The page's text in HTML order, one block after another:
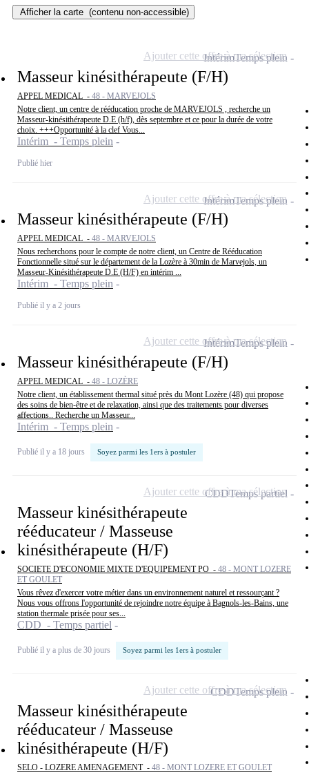
Afficher la carte (contenu non-accessible)
Masseur kinésithérapeute (F/H)
APPEL MEDICAL - 48 - MARVEJOLS
Notre client, un centre de rééducation proche de MARVEJOLS , recherche un
Masseur-kinésithérapeute D.E (h/f), dès septembre et ce pour la durée de votre
choix. +++Opportunité à la clef Vous...
Intérim - Temps plein
Publié hier
IntérimTemps plein
Ajouter cette offre à ma sélection
Masseur kinésithérapeute (F/H)
APPEL MEDICAL - 48 - MARVEJOLS
Nous recherchons pour le compte de notre client, un Centre de Rééducation
Fonctionnelle situé sur le département de la Lozère à 30min de Marvejols, un
Masseur-Kinésithérapeute D.E (H/F) en intérim ...
Intérim - Temps plein
Publié il y a 2 jours
IntérimTemps plein
Ajouter cette offre à ma sélection
Masseur kinésithérapeute (F/H)
APPEL MEDICAL - 48 - LOZÈRE
Notre client, un établissement thermal situé près du Mont Lozère (48) qui propose
des soins de bien-être et de relaxation, ainsi que des traitements pour diverses
affections.. Recherche un Masseur...
Intérim - Temps plein
Publié il y a 18 jours Soyez parmi les 1ers à postuler
IntérimTemps plein
Ajouter cette offre à ma sélection
Masseur kinésithérapeute
rééducateur / Masseuse
kinésithérapeute (H/F)
SOCIETE D'ECONOMIE MIXTE D'EQUIPEMENT PO - 48 - MONT LOZERE
ET GOULET
Vous rêvez d'exercer votre métier dans un environnement naturel et ressourçant ?
Nous vous offrons l'opportunité de rejoindre notre équipe à Bagnols-les-Bains, une
station thermale prisée pour ses...
CDD - Temps partiel
Publié il y a plus de 30 jours Soyez parmi les 1ers à postuler
CDDTemps partiel
Ajouter cette offre à ma sélection
Masseur kinésithérapeute
rééducateur / Masseuse
kinésithérapeute (H/F)
SELO - LOZERE AMENAGEMENT - 48 - MONT LOZERE ET GOULET
CDDTemps plein
Ajouter cette offre à ma sélection